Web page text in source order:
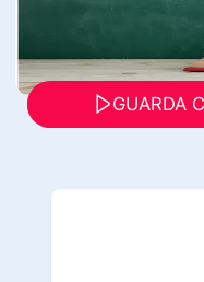
GUARDA